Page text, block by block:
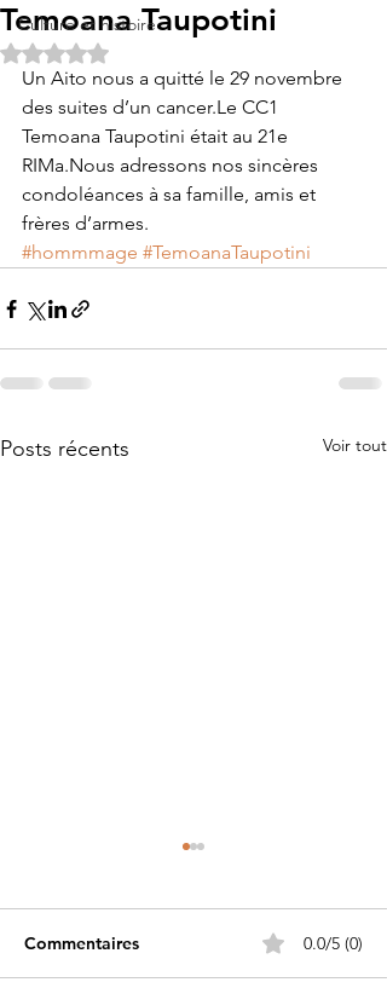
Culture et histoire
Temoana Taupotini
Noté NaN étoiles sur 5.
Un Aito nous a quitté le 29 novembre
des suites d’un cancer.Le CC1
Temoana Taupotini était au 21e
RIMa.Nous adressons nos sincères
condoléances à sa famille, amis et
frères d’armes.
#hommmage #TemoanaTaupotini
Posts récents Voir tout
Commentaires 0.0/5 (0)